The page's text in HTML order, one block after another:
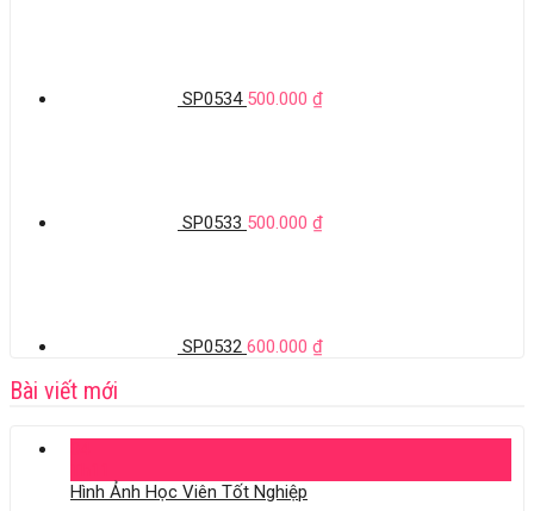
SP0534 500.000 ₫
SP0533 500.000 ₫
SP0532 600.000 ₫
Bài viết mới
Hình Ảnh Học Viên Tốt Nghiệp